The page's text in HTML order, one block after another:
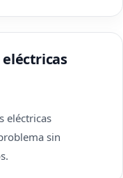
eléctricas
eléctricas
sin